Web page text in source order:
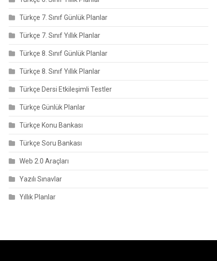
Türkçe 7. Sınıf Günlük Planlar
Türkçe 7. Sınıf Yıllık Planlar
Türkçe 8. Sınıf Günlük Planlar
Türkçe 8. Sınıf Yıllık Planlar
Türkçe Dersi Etkileşimli Testler
Türkçe Günlük Planlar
Türkçe Konu Bankası
Türkçe Soru Bankası
Web 2.0 Araçları
Yazılı Sınavlar
Yıllık Planlar